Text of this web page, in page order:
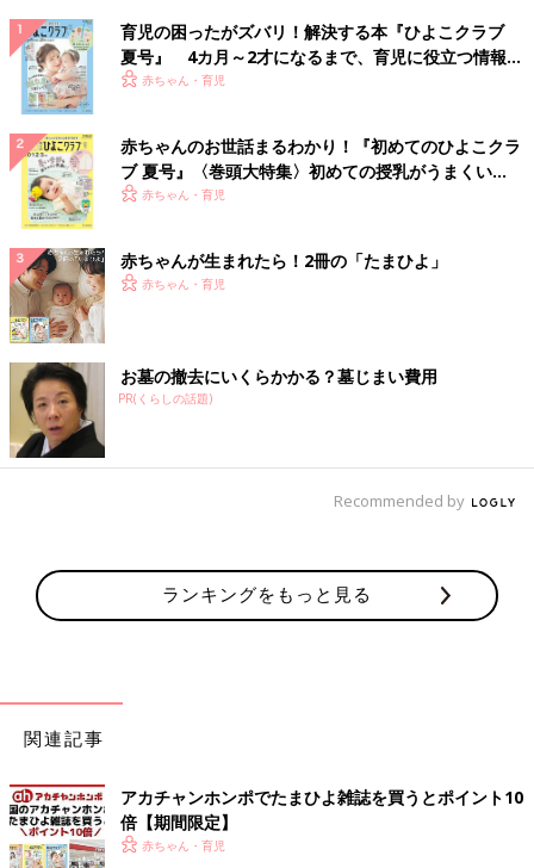
育児の困ったがズバリ！解決する本『ひよこクラブ
夏号』 4カ月～2才になるまで、育児に役立つ情報が
いっぱい！
赤ちゃん・育児
赤ちゃんのお世話まるわかり！『初めてのひよこクラ
ブ 夏号』〈巻頭大特集〉初めての授乳がうまくい
く！ おっぱい・ミルクの基本と夏のトラブル 解決テ
赤ちゃん・育児
赤ちゃんが生まれたら！2冊の「たまひよ」
赤ちゃん・育児
お墓の撤去にいくらかかる？墓じまい費用
PR(くらしの話題)
Recommended by
ランキングをもっと見る
関連記事
アカチャンホンポでたまひよ雑誌を買うとポイント10
倍【期間限定】
赤ちゃん・育児